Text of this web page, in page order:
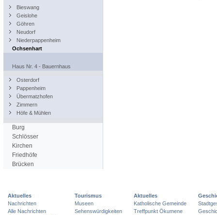
Bieswang
Geislohe
Göhren
Neudorf
Niederpappenheim
Ochsenhart
Haus Nr. 4 - Bauernhaus
Osterdorf
Pappenheim
Übermatzhofen
Zimmern
Höfe & Mühlen
Burg
Schlösser
Kirchen
Friedhöfe
Brücken
Aktuelles
Nachrichten
Alle Nachrichten
Tourismus
Museen
Sehenswürdigkeiten
Aktuelles
Katholische Gemeinde
Treffpunkt Ökumene